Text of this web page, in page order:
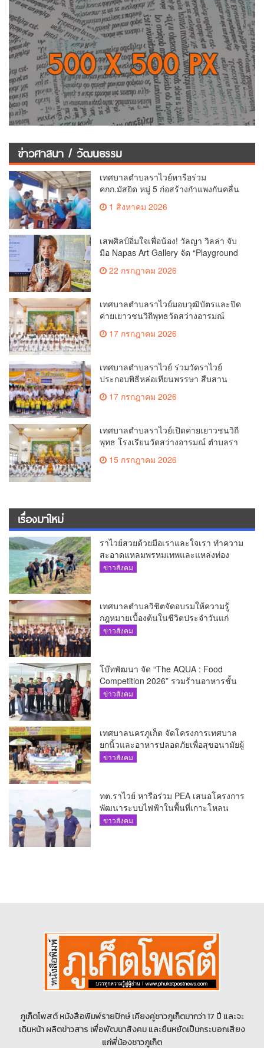
ข่าวศาสนา / วัฒนธรรม
เทศบาลตำบลราไวย์หารือร่วม
คกก.มัสยิด หมู่ 5 ก่อสร้างกำแพงกันคลื่น
กัดเซาะชายฝั่ง
1 สิงหาคม 2026
เสพศิลป์อิ่มใจเพื่อน้อง! วัลญา วิลล่า จับ
มือ Napas Art Gallery จัด “Playground
ให้โรงเรียนวัดเทพกระษัตรี
22 กรกฎาคม 2026
เทศบาลตำบลราไวย์มอบวุฒิบัตรและปิด
ค่ายเยาวชนวิถีพุทธวัดสว่างอารมณ์
17 กรกฎาคม 2026
เทศบาลตำบลราไวย์ ร่วมวัดราไวย์
ประกอบพิธีหล่อเทียนพรรษา สืบสาน
ประเพณีไทย
17 กรกฎาคม 2026
เทศบาลตำบลราไวย์เปิดค่ายเยาวชนวิถี
พุทธ โรงเรียนวัดสว่างอารมณ์ ตำบลรา
ไวย์15 กรกฎาคม 2026
เรื่องมาใหม่
ราไวย์สวยด้วยมือเราและใจเรา ทำความ
สะอาดแหลมพรหมเทพและแหล่งท่อง
เที่ยว
ข่าวสังคม
เทศบาลตำบลวิชิตจัดอบรมให้ความรู้
กฎหมายเบื้องต้นในชีวิตประจำวันแก่
เยาวชน
ข่าวสังคม
โบ๊ทพัฒนา จัด “The AQUA : Food
Competition 2026” รวมร้านอาหารชั้น
นำของ The Shopps at The AQUA ชู
ข่าวสังคม
เทศบาลนครภูเก็ต จัดโครงการเทศบาล
ยกนิ้วและอาหารปลอดภัยเพื่อสุขอนามัยผู้
บริโภค
ข่าวสังคม
ทต.ราไวย์ หารือร่วม PEA เสนอโครงการ
พัฒนาระบบไฟฟ้าในพื้นที่เกาะโหลน
ข่าวสังคม
ภูเก็ตโพสต์ หนังสือพิมพ์รายปักษ์ เคียงคู่ชาวภูเก็ตมากว่า 17 ปี และจะ
เดินหน้า ผลิตข่าวสาร เพื่อพัฒนาสังคม และยืนหยัดเป็นกระบอกเสียง
แก่พี่น้องชาวภูเก็ต